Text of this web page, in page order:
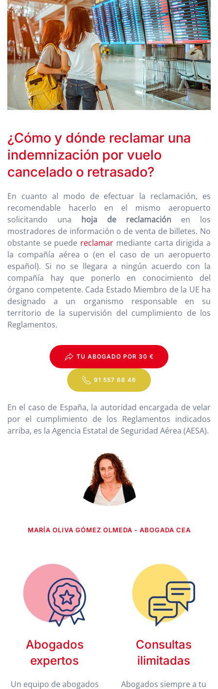
¿Cómo y dónde reclamar una
indemnización por vuelo
cancelado o retrasado?
En cuanto al modo de efectuar la reclamación, es
recomendable hacerlo en el mismo aeropuerto
solicitando una hoja de reclamación en los
mostradores de información o de venta de billetes. No
obstante se puede reclamar mediante carta dirigida a
la compañía aérea o (en el caso de un aeropuerto
español). Si no se llegara a ningún acuerdo con la
compañía hay que ponerlo en conocimiento del
órgano competente. Cada Estado Miembro de la UE ha
designado a un organismo responsable en su
territorio de la supervisión del cumplimiento de los
Reglamentos.
TU ABOGADO POR 30 €
91 557 68 46
En el caso de España, la autoridad encargada de velar
por el cumplimiento de los Reglamentos indicados
arriba, es la Agencia Estatal de Seguridad Aérea (AESA).
MARÍA OLIVA GÓMEZ OLMEDA - ABOGADA CEA
Abogados
expertos
Un equipo de abogados
Consultas
ilimitadas
Abogados siempre a tu